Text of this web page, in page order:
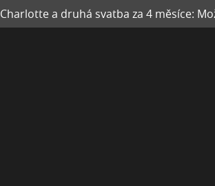
Charlotte a druhá svatba za 4 měsíce: